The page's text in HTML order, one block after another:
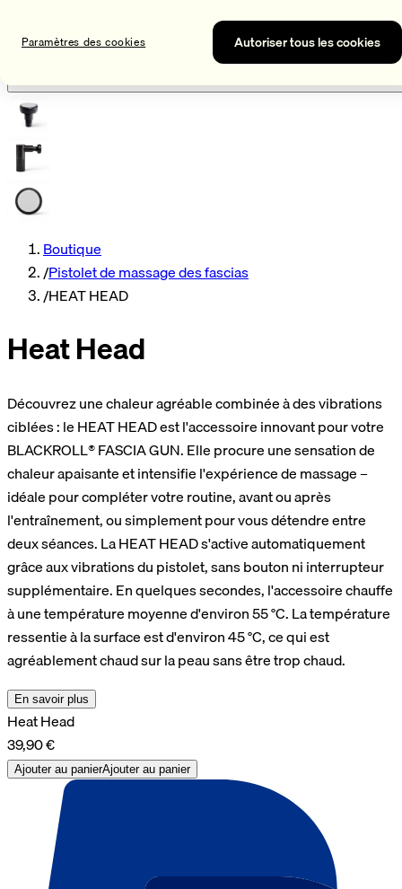
Boutique
/Pistolet de massage des fascias
/HEAT HEAD
Heat Head
Découvrez une chaleur agréable combinée à des vibrations
ciblées : le HEAT HEAD est l'accessoire innovant pour votre
BLACKROLL® FASCIA GUN. Elle procure une sensation de
chaleur apaisante et intensifie l'expérience de massage –
idéale pour compléter votre routine, avant ou après
l'entraînement, ou simplement pour vous détendre entre
deux séances. La HEAT HEAD s'active automatiquement
grâce aux vibrations du pistolet, sans bouton ni interrupteur
supplémentaire. En quelques secondes, l'accessoire chauffe
à une température moyenne d'environ 55 °C. La température
ressentie à la surface est d'environ 45 °C, ce qui est
agréablement chaud sur la peau sans être trop chaud.
En savoir plus
Heat Head
39,90 €
Ajouter au panierAjouter au panier
Autoriser tous les cookies
Paramètres des cookies